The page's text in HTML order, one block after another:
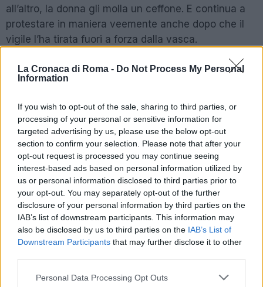
La Cronaca di Roma - Do Not Process My Personal
Information
If you wish to opt-out of the sale, sharing to third parties, or
processing of your personal or sensitive information for
targeted advertising by us, please use the below opt-out
section to confirm your selection. Please note that after your
opt-out request is processed you may continue seeing
interest-based ads based on personal information utilized by
us or personal information disclosed to third parties prior to
your opt-out. You may separately opt-out of the further
disclosure of your personal information by third parties on the
IAB’s list of downstream participants. This information may
also be disclosed by us to third parties on the IAB’s List of
Downstream Participants that may further disclose it to other
Please note that this website/app uses one or more Google
Personal Data Processing Opt Outs
all’altro, la donna gli molla un ceffone. E continua a
protestare in maniera veemente anche dopo che il
vigile l’ha tirata fuori a forza dalla vasca.
Qui la sua furia si scaglia contro una vigilessa, finita
in terra dopo essere stata colpita con un calcio.
portata via. Ma non si tratta della prima volta (e forse
non sarà nemmeno l’ultima) in cui la Fontana viene
presa di mira. A marzo infatti vi era entrato un turista
travestito da centurione, allontanato dagli agenti in
presidio. Poi il 23 maggio il carbone vegetale gettato
al suo interno dagli attivisti di ‘Ultima Generazione’.
POTREBBE INTERESSARTI
ROMA Virginia Raggi: “Fontana
7 anni fa